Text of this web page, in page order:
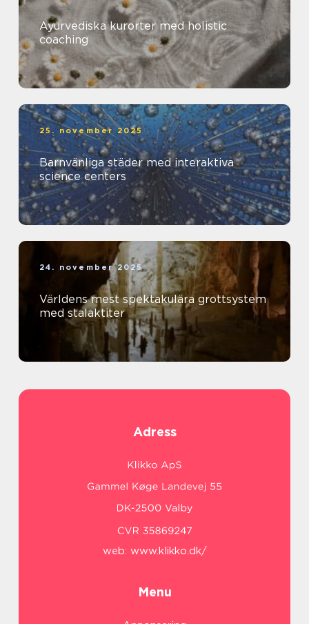
Ayurvediska kurorter med holistic
coaching
25. november 2025
Barnvänliga städer med interaktiva
science centers
24. november 2025
Världens mest spektakulära grottsystem
med stalaktiter
Adress
web: www.klikko.dk/
Menu